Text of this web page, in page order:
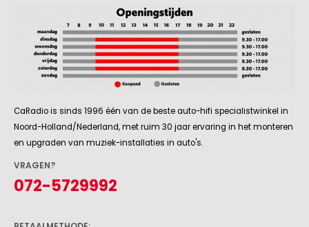
CaRadio is sinds 1996 één van de beste auto-hifi specialistwinkel in
Noord-Holland/Nederland, met ruim 30 jaar ervaring in het monteren
072-5729992